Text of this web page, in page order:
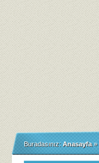
Buradasınız: Anasayfa »